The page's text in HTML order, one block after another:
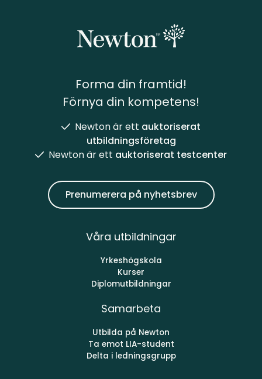
Forma din framtid!
Förnya din kompetens!
Newton är ett auktoriserat
utbildningsföretag
Newton är ett auktoriserat testcenter
Prenumerera på nyhetsbrev
Våra utbildningar
Yrkeshögskola
Kurser
Diplomutbildningar
Samarbeta
Utbilda på Newton
Ta emot LIA-student
Delta i ledningsgrupp